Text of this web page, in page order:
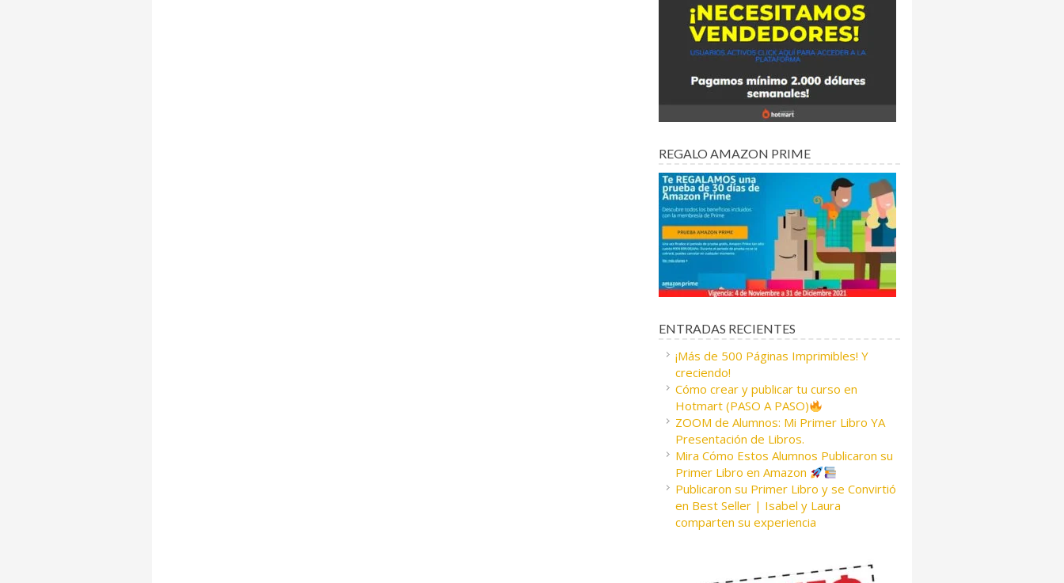
REGALO AMAZON PRIME
ENTRADAS RECIENTES
¡Más de 500 Páginas Imprimibles! Y
creciendo!
Cómo crear y publicar tu curso en
Hotmart (PASO A PASO)
ZOOM de Alumnos: Mi Primer Libro YA
Presentación de Libros.
Mira Cómo Estos Alumnos Publicaron su
Primer Libro en Amazon
Publicaron su Primer Libro y se Convirtió
en Best Seller | Isabel y Laura
comparten su experiencia